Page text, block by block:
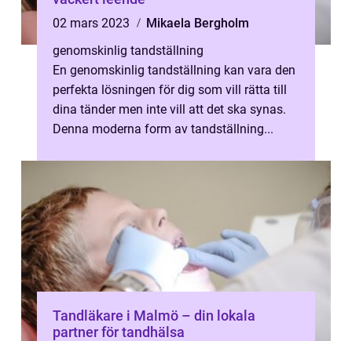
02 mars 2023
Mikaela Bergholm
genomskinlig tandställning
En genomskinlig tandställning kan vara den
perfekta lösningen för dig som vill rätta till
dina tänder men inte vill att det ska synas.
Denna moderna form av tandställning...
Tandläkare i Malmö – din lokala
partner för tandhälsa